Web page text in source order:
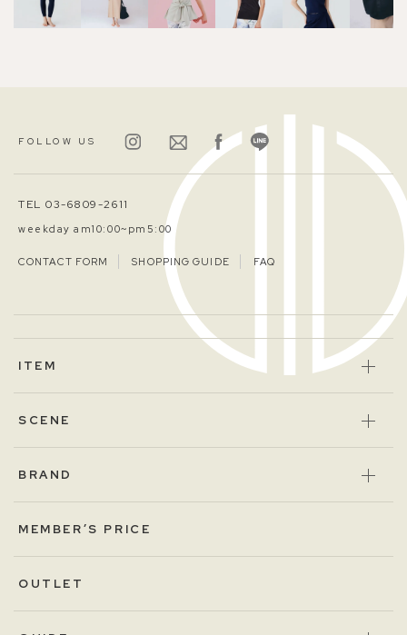
FOLLOW US
TEL 03-6809-2611
weekday am10:00~pm5:00
CONTACT FORM SHOPPING GUIDE FAQ
ITEM
SCENE
BRAND
MEMBER’S PRICE
OUTLET